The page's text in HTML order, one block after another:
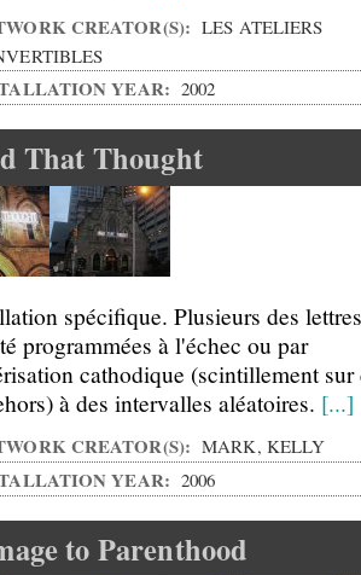
CREATOR(S): LES ATELIERS
YEAR: 2002
That Thought
spécifique. Plusieurs des lettres
programmées à l'échec ou par
cathodique (scintillement sur
à des intervalles aléatoires. [...]
CREATOR(S): MARK, KELLY
YEAR: 2006
to Parenthood